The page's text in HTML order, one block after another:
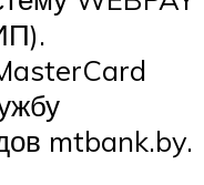
mtbank.by.